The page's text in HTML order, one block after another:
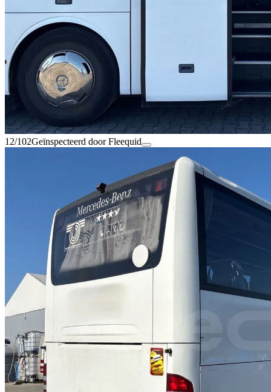
12/102Geïnspecteerd door Fleequid